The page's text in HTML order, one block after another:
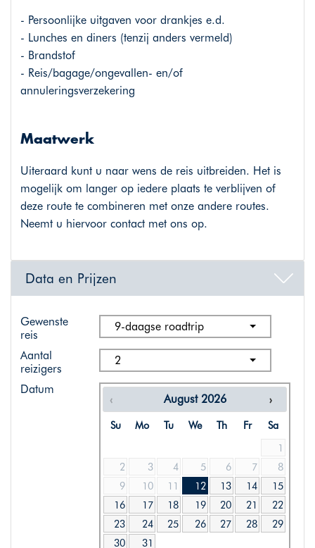
- Persoonlijke uitgaven voor drankjes e.d.
- Lunches en diners (tenzij anders vermeld)
- Brandstof
- Reis/bagage/ongevallen- en/of
annuleringsverzekering
Maatwerk
Uiteraard kunt u naar wens de reis uitbreiden. Het is
mogelijk om langer op iedere plaats te verblijven of
deze route te combineren met onze andere routes.
Neemt u hiervoor contact met ons op.
Data en Prijzen
Gewenste
reis
9-daagse roadtrip
Aantal
reizigers
2
Datum
August 2026
Su Mo Tu We Th Fr
Sa
1
2
3 4 5 6 7
8
9
10 11 12 13 14
15
16
17 18 19 20 21
22
23
24 25 26 27 28
29
30
31